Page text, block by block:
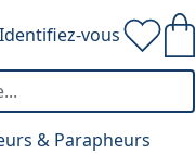
Identifiez-vous
& Parapheurs